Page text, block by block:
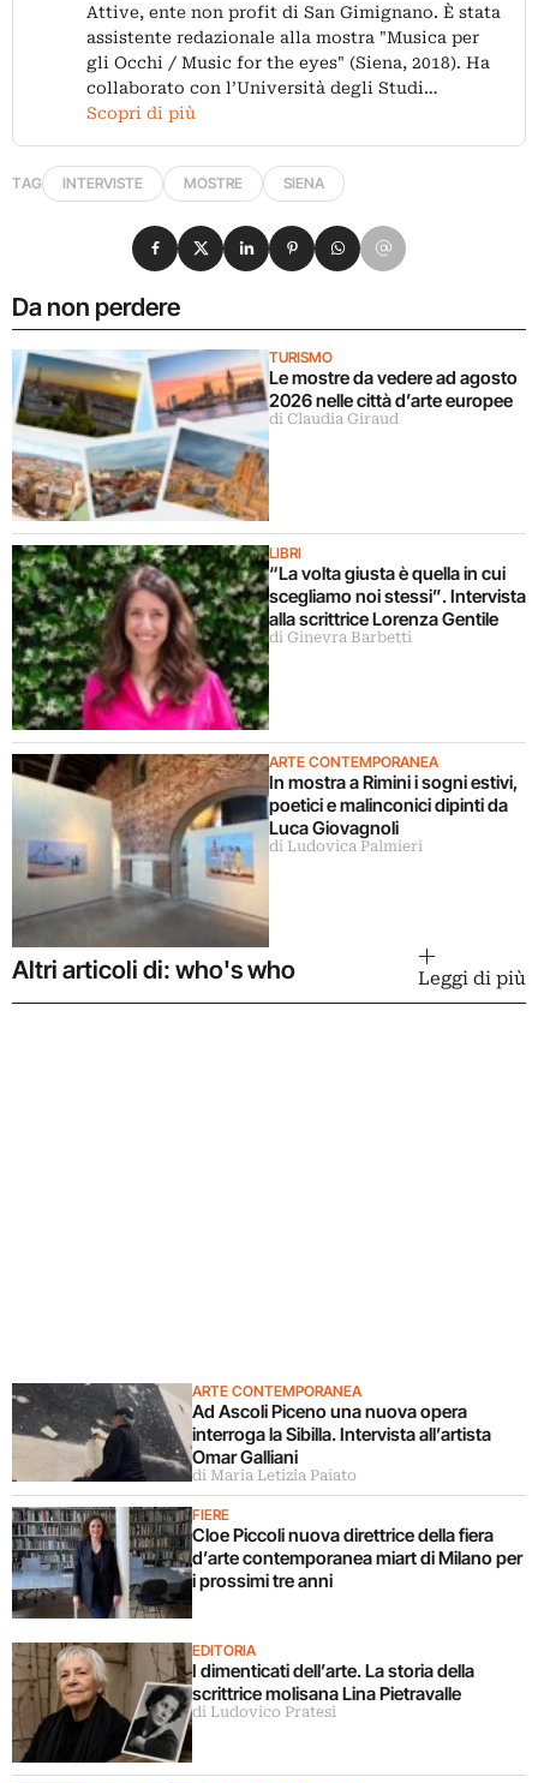
Attive, ente non profit di San Gimignano. È stata
assistente redazionale alla mostra "Musica per
gli Occhi / Music for the eyes" (Siena, 2018). Ha
collaborato con l’Università degli Studi…
Scopri di più
TAG INTERVISTE MOSTRE SIENA
Da non perdere
TURISMO
Le mostre da vedere ad agosto
2026 nelle città d’arte europee
di Claudia Giraud
LIBRI
“La volta giusta è quella in cui
scegliamo noi stessi”. Intervista
alla scrittrice Lorenza Gentile
di Ginevra Barbetti
ARTE CONTEMPORANEA
In mostra a Rimini i sogni estivi,
poetici e malinconici dipinti da
Luca Giovagnoli
di Ludovica Palmieri
Condividi su Facebook
Condividi su X
Condividi su LinkedIn
Condividi su Pinterest
Condividi su WhatsApp
Condividi su Email
Altri articoli di: who's who Leggi di più
ARTE CONTEMPORANEA
Ad Ascoli Piceno una nuova opera
interroga la Sibilla. Intervista all’artista
Omar Galliani
di Maria Letizia Paiato
FIERE
Cloe Piccoli nuova direttrice della fiera
d’arte contemporanea miart di Milano per
i prossimi tre anni
EDITORIA
I dimenticati dell’arte. La storia della
scrittrice molisana Lina Pietravalle
di Ludovico Pratesi